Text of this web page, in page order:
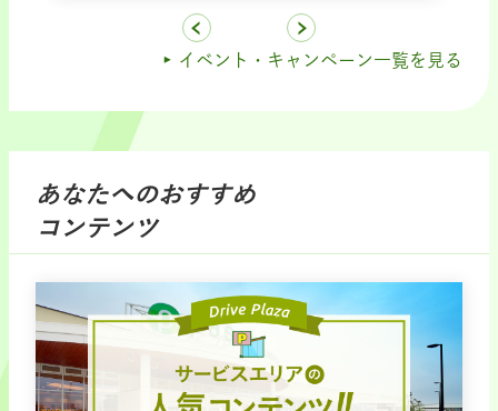
イベント・キャンペーン一覧を見る
あなたへのおすすめ
コンテンツ